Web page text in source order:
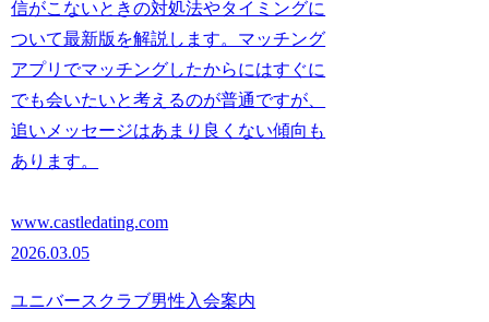
信がこないときの対処法やタイミングに
ついて最新版を解説します。マッチング
アプリでマッチングしたからにはすぐに
でも会いたいと考えるのが普通ですが、
追いメッセージはあまり良くない傾向も
あります。
www.castledating.com
2026.03.05
ユニバースクラブ男性入会案内